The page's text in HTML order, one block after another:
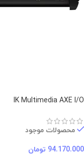
IK Multimedia AXE I/O
محصولات موجود
94.170.000 تومان